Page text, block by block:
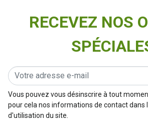
RECEVEZ NOS
Vous pouvez vous désinscrire à tout
pour cela nos informations de contact dans
d'utilisation du site.